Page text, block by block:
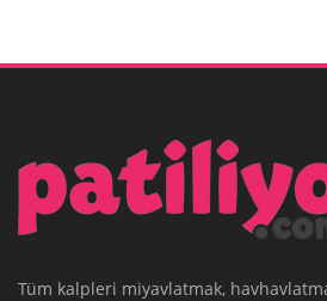
Tüm kalpleri miyavlatmak,